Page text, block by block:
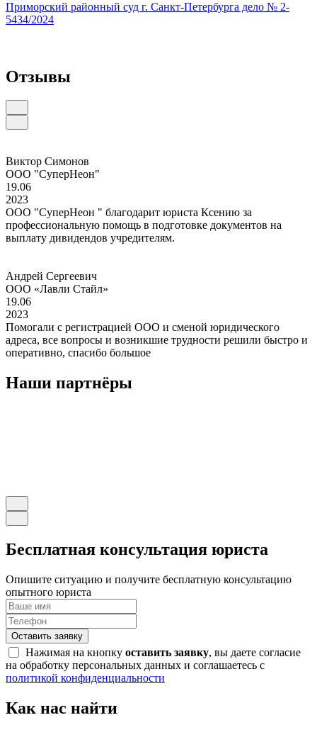
Приморский районный суд г. Санкт-Петербурга дело № 2-
5434/2024
Отзывы
Виктор Симонов
ООО "СуперНеон"
19.06
2023
ООО "СуперНеон " благодарит юриста Ксению за
профессиональную помощь в подготовке документов на
выплату дивидендов учредителям.
Андрей Сергеевич
ООО «Лавли Стайл»
19.06
2023
Помогали с регистрацией ООО и сменой юридического
адреса, все вопросы и возникшие трудности решили быстро и
оперативно, спасибо большое
Наши партнёры
Бесплатная консультация юриста
Опишите ситуацию и получите бесплатную консультацию
опытного юриста
Оставить заявку
Нажимая на кнопку оставить заявку, вы даете согласие
на обработку персональных данных и соглашаетесь с
политикой конфиденциальности
Как нас найти